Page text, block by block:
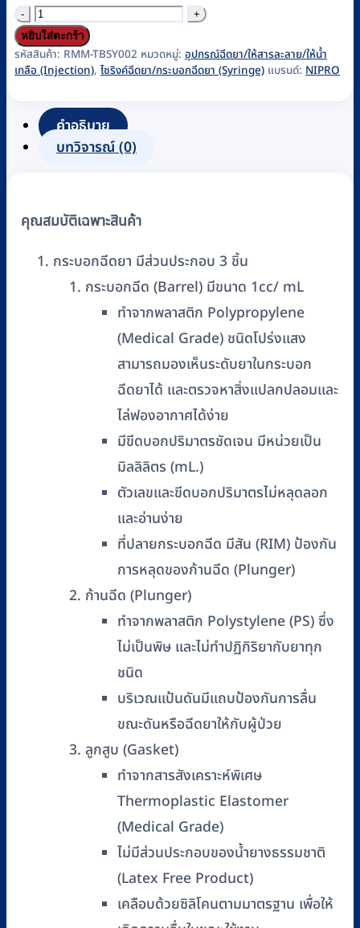
จำนวน
ไซ
ริ้งค์
พลาสติก
mL.
(Tuberculin
เบอร์
27G
×
หยิบใส่ตะกร้า
รหัสสินค้า: RMM-TBSY002 หมวดหมู่: อุปกรณ์ฉีดยา/ให้สารละลาย/ให้น้ำ
เกลือ (Injection), ไซริงค์ฉีดยา/กระบอกฉีดยา (Syringe) แบรนด์: NIPRO
คำอธิบาย
บทวิจารณ์ (0)
คุณสมบัติเฉพาะสินค้า
กระบอกฉีดยา มีส่วนประกอบ 3 ชิ้น
กระบอกฉีด (Barrel) มีขนาด 1cc/ mL
ทำจากพลาสติก Polypropylene
(Medical Grade) ชนิดโปร่งแสง
สามารถมองเห็นระดับยาในกระบอก
ฉีดยาได้ และตรวจหาสิ่งแปลกปลอมและ
ไล่ฟองอากาศได้ง่าย
มีขีดบอกปริมาตรชัดเจน มีหน่วยเป็น
มิลลิลิตร (mL.)
ตัวเลขและขีดบอกปริมาตรไม่หลุดลอก
และอ่านง่าย
ที่ปลายกระบอกฉีด มีสัน (RIM) ป้องกัน
การหลุดของก้านฉีด (Plunger)
ก้านฉีด (Plunger)
ทำจากพลาสติก Polystylene (PS) ซึ่ง
ไม่เป็นพิษ และไม่ทำปฏิกิริยากับยาทุก
ชนิด
บริเวณแป้นดันมีแถบป้องกันการลื่น
ขณะดันหรือฉีดยาให้กับผู้ป่วย
ลูกสูบ (Gasket)
ทำจากสารสังเคราะห์พิเศษ
Thermoplastic Elastomer
(Medical Grade)
ไม่มีส่วนประกอบของน้ำยางธรรมชาติ
(Latex Free Product)
เคลือบด้วยซิลิโคนตามมาตรฐาน เพื่อให้